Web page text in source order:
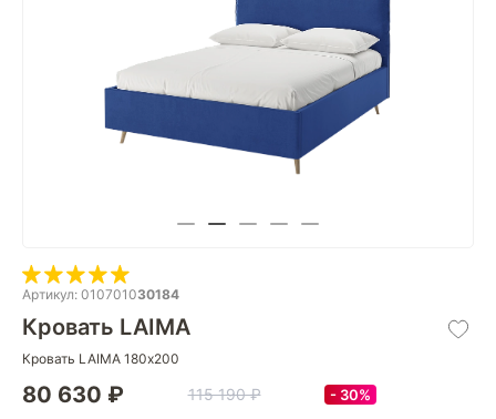
Артикул: 010701030184
Кровать LAIMA
Кровать LAIMA 180х200
80 630 ₽ 115 190 ₽ 30%